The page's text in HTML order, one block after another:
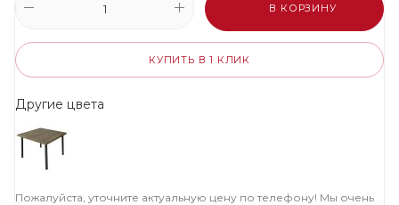
В КОРЗИНУ
КУПИТЬ В 1 КЛИК
Другие цвета
Пожалуйста, уточните актуальную цену по телефону! Мы очень